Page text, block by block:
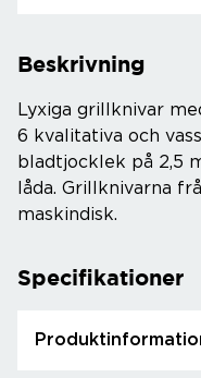
Beskrivning
Lyxiga grillknivar
6 kvalitativa och
bladtjocklek på 2,5
låda. Grillknivarna
maskindisk.
Specifikationer